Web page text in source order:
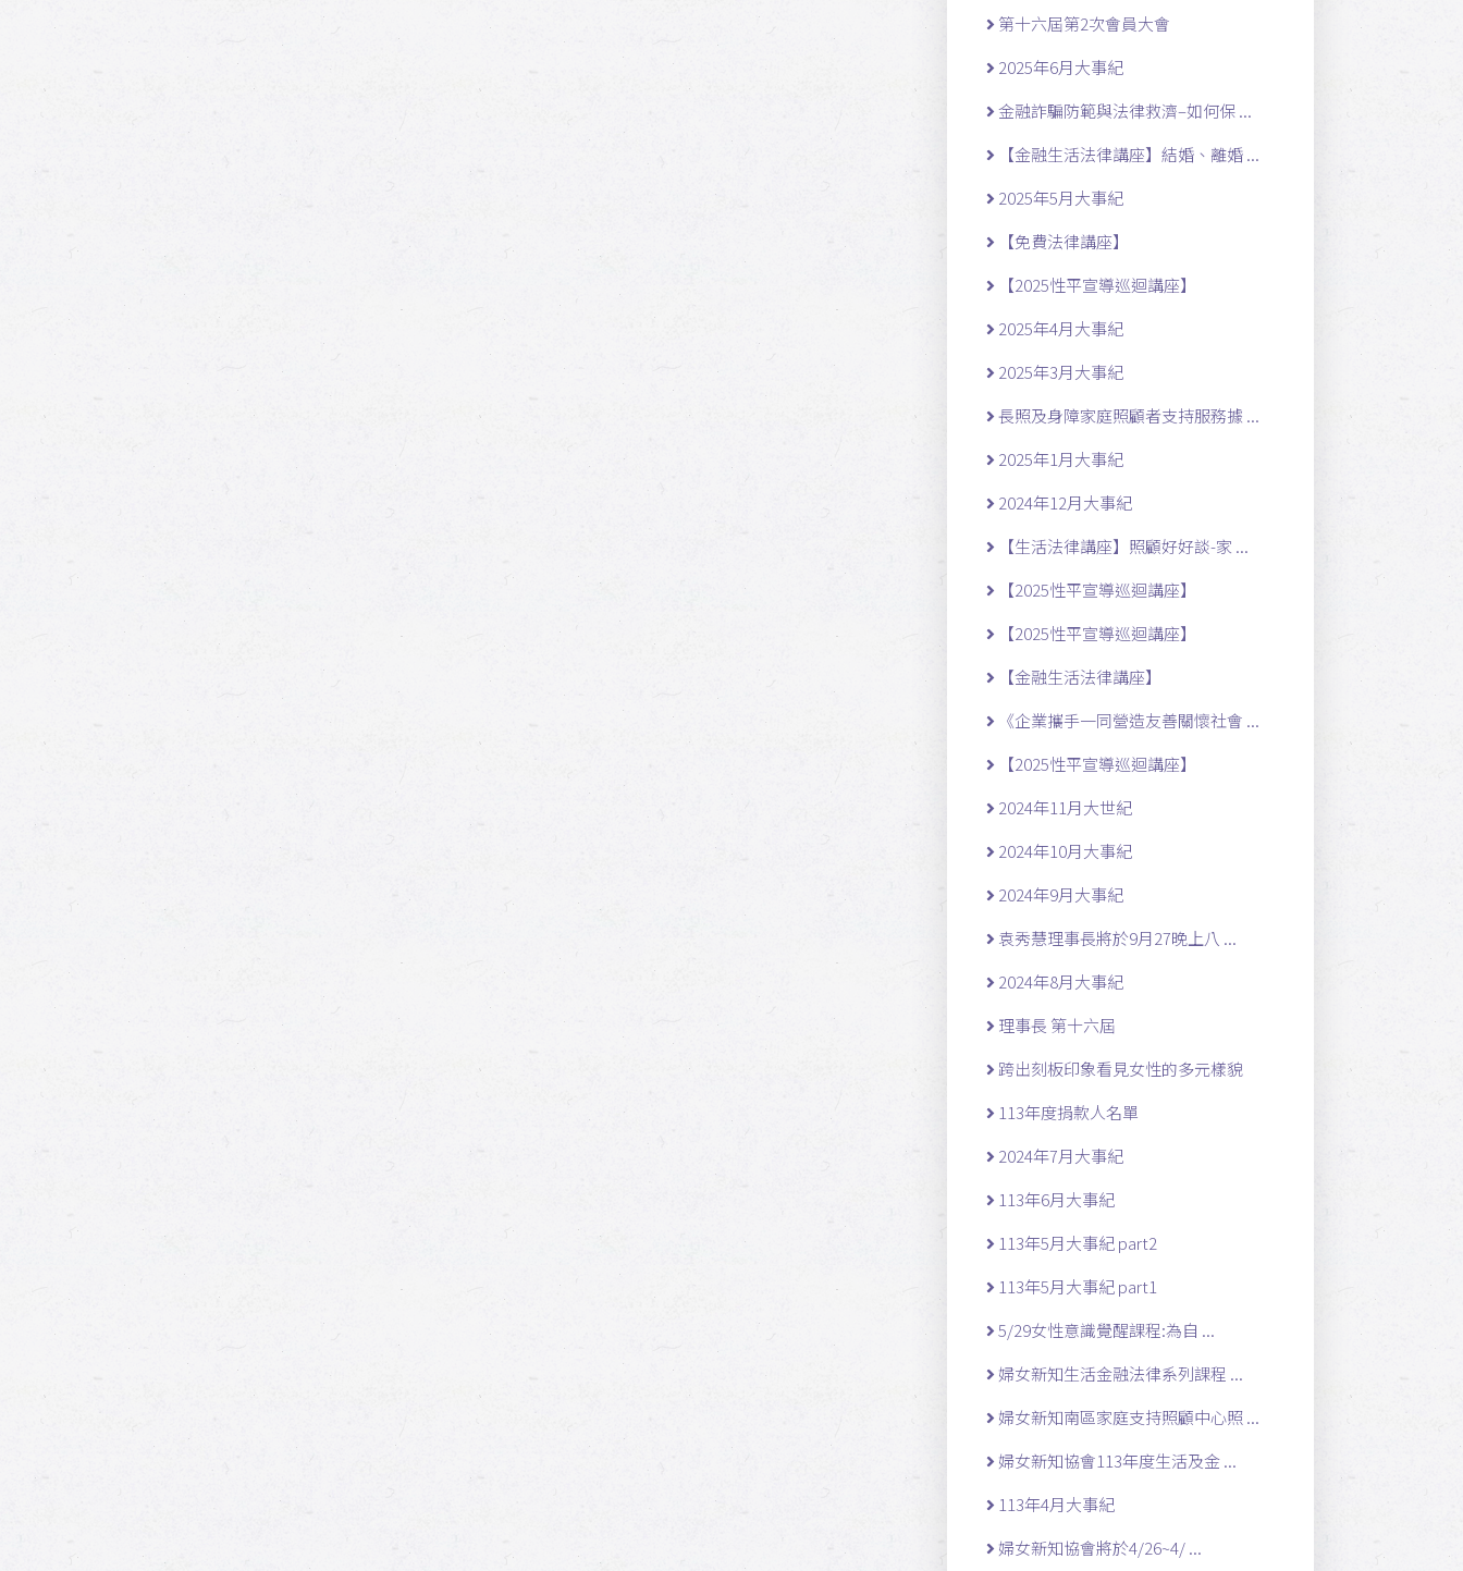
第十六屆第2次會員大會
2025年6月大事紀
金融詐騙防範與法律救濟–如何保 ...
【金融生活法律講座】結婚、離婚 ...
2025年5月大事紀
【免費法律講座】
【2025性平宣導巡迴講座】
2025年4月大事紀
2025年3月大事紀
長照及身障家庭照顧者支持服務據 ...
2025年1月大事紀
2024年12月大事紀
【生活法律講座】照顧好好談-家 ...
【2025性平宣導巡迴講座】
【2025性平宣導巡迴講座】
【金融生活法律講座】
《企業攜手一同營造友善關懷社會 ...
【2025性平宣導巡迴講座】
2024年11月大世紀
2024年10月大事紀
2024年9月大事紀
袁秀慧理事長將於9月27晚上八 ...
2024年8月大事紀
理事長 第十六屆
跨出刻板印象看見女性的多元樣貌
113年度捐款人名單
2024年7月大事紀
113年6月大事紀
113年5月大事紀 part2
113年5月大事紀 part1
5/29女性意識覺醒課程:為自 ...
婦女新知生活金融法律系列課程 ...
婦女新知南區家庭支持照顧中心照 ...
婦女新知協會113年度生活及金 ...
113年4月大事紀
婦女新知協會將於4/26~4/ ...